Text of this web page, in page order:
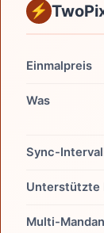
Einmalpreis
Was
Sync-
Unterstützte
Multi-